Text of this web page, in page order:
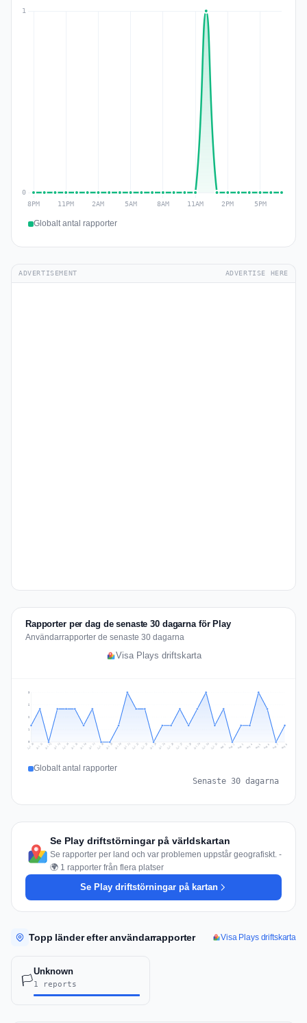
Globalt antal rapporter
ADVERTISEMENT ADVERTISE HERE
Rapporter per dag de senaste 30 dagarna för Play
Användarrapporter de senaste 30 dagarna
Visa Plays driftskarta
1
2
2
3
Jul 10 Jul 11 Jul 12 Jul 13 Jul 14 Jul 15 Jul 16 Jul 17 Jul 18 Jul 19 Jul 20 Jul 21 Jul 22 Jul 23 Jul 24 Jul 25 Jul 26 Jul 27 Jul 28 Jul 29 Jul 30 Jul 31 Aug 1 Aug 2 Aug 3 Aug 4 Aug 5 Aug 6 Aug 7 Aug 8
Globalt antal rapporter
Senaste 30 dagarna
Se Play driftstörningar på världskartan
Se rapporter per land och var problemen uppstår geografiskt. -
🌍 1 rapporter från flera platser
Se Play driftstörningar på kartan
Topp länder efter användarrapporter Visa Plays driftskarta
🏳️
Unknown
1 reports